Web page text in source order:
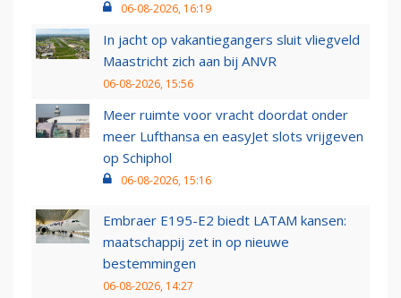
06-08-2026, 16:19
In jacht op vakantiegangers sluit vliegveld
Maastricht zich aan bij ANVR
06-08-2026, 15:56
Meer ruimte voor vracht doordat onder
meer Lufthansa en easyJet slots vrijgeven
op Schiphol
06-08-2026, 15:16
Embraer E195-E2 biedt LATAM kansen:
maatschappij zet in op nieuwe
bestemmingen
06-08-2026, 14:27